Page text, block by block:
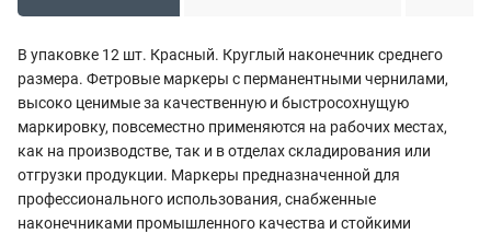
В упаковке 12 шт. Красный. Круглый наконечник среднего
размера. Фетровые маркеры с перманентными чернилами,
высоко ценимые за качественную и быстросохнущую
маркировку, повсеместно применяются на рабочих местах,
как на производстве, так и в отделах складирования или
отгрузки продукции. Маркеры предназначенной для
профессионального использования, снабженные
наконечниками промышленного качества и стойкими